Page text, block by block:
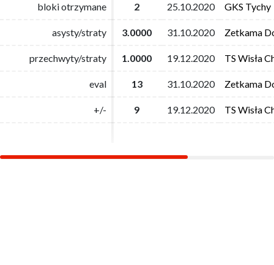
bloki otrzymane 2 25.10.2020 GKS Tychy
asysty/straty 3.0000 31.10.2020 Zetkama
przechwyty/straty 1.0000 19.12.2020 TS Wisła
eval 13 31.10.2020 Zetkama
+/- 9 19.12.2020 TS Wisła
bloki otrzymane 2 25.10.2020 GKS Tychy
asysty/straty 3.0000 31.10.2020 Zetkama
przechwyty/straty 1.0000 19.12.2020 TS Wisła
eval 13 31.10.2020 Zetkama
+/- 9 19.12.2020 TS Wisła